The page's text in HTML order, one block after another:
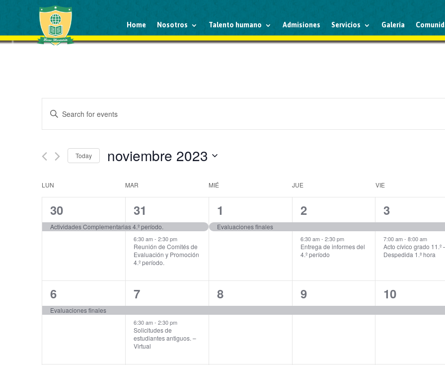
Home Nosotros Talento humano Admisiones Servicios Galería
Events
Search
and
Navigation
Enter
Keyword.
Search
Events
Today noviembre 2023
Calendar
of
Events
LUN MAR MIÉ JUE VIE
1
event,
30
Actividades Complementarias 4.º período.
2
events,
31
6:30 am- 2:30 pm
Reunión de Comités de
Evaluación y Promoción
4.º período.
1
event,
1
Evaluaciones finales
2
events,
2
6:30 am- 2:30 pm
Entrega de informes del
4.º período
2
events,
3
7:00 am-8:00 am
Acto cívico grado 11.º
Despedida 1.ª hora
1
event,
6
Evaluaciones finales
2
events,
7
6:30 am- 2:30 pm
Solicitudes de
estudiantes antiguos. –
Virtual
1
event,
8
1
event,
9
1
event,
10